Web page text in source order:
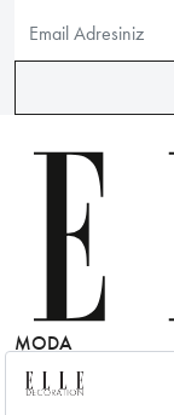
MODA
Moda Haberleri
Trend